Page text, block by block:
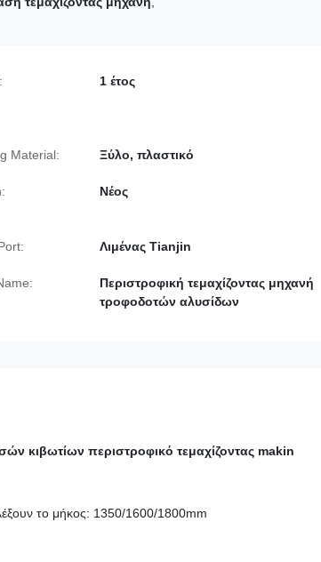
1 έτος
Material: Ξύλο, πλαστικό
Νέος
Λιμένας Tianjin
Περιστροφική τεμαχίζοντας μηχανή
τροφοδοτών αλυσίδων
κιβωτίων περιστροφικό τεμαχίζοντας makin
το μήκος: 1350/1600/1800mm